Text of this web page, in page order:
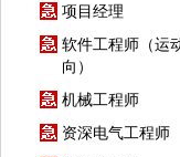
项目经理
软件工程师（运
向）
机械工程师
资深电气工程师